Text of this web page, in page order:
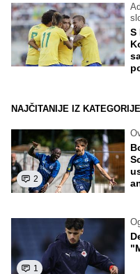
S
NAJČITANIJE IZ KATEGORIJE
2
1